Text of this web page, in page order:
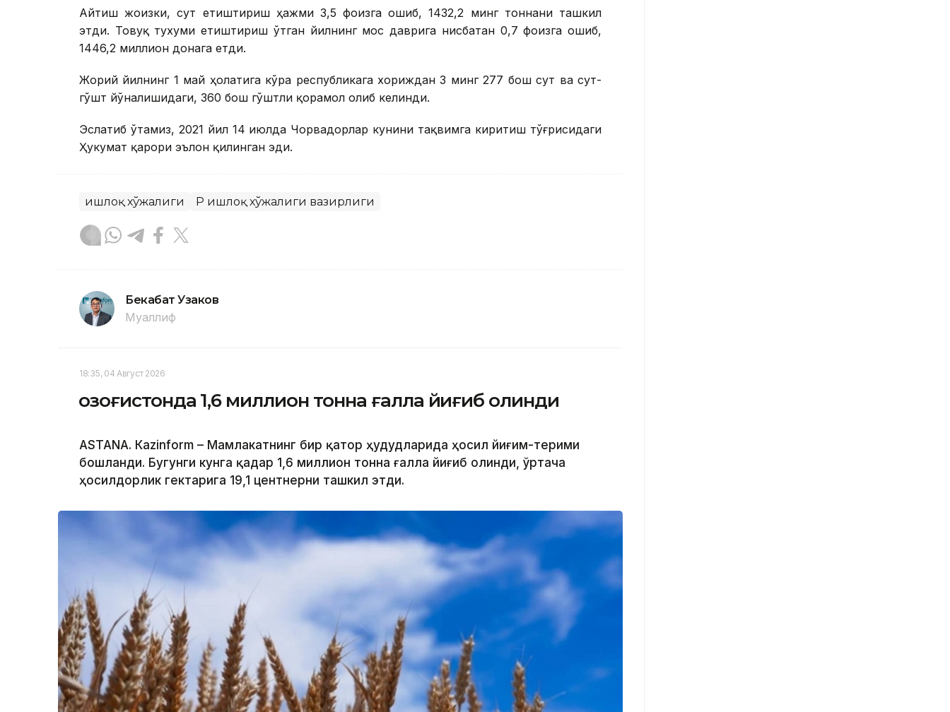
Айтиш жоизки, сут етиштириш ҳажми 3,5 фоизга ошиб, 1432,2 минг тоннани ташкил
этди. Товуқ тухуми етиштириш ўтган йилнинг мос даврига нисбатан 0,7 фоизга ошиб,
1446,2 миллион донага етди.
Жорий йилнинг 1 май ҳолатига кўра республикага хориждан 3 минг 277 бош сут ва сут-
гўшт йўналишидаги, 360 бош гўштли қорамол олиб келинди.
Эслатиб ўтамиз, 2021 йил 14 июлда Чорвадорлар кунини тақвимга киритиш тўғрисидаги
Ҳукумат қарори эълон қилинган эди.
Қишлоқ хўжалиги ҚР Қишлоқ хўжалиги вазирлиги
Бекабат Узаков
Муаллиф
18:35, 04 Август 2026
Қозоғистонда 1,6 миллион тонна ғалла йиғиб олинди
ASTANА. Кazinform – Мамлакатнинг бир қатор ҳудудларида ҳосил йиғим-терими
бошланди. Бугунги кунга қадар 1,6 миллион тонна ғалла йиғиб олинди, ўртача
ҳосилдорлик гектарига 19,1 центнерни ташкил этди.